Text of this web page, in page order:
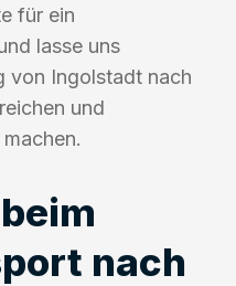
für ein
lasse uns
von Ingolstadt nach
und
nach